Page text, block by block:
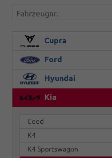
Fahrzeugnr.
Cupra
Ford
Hyundai
Kia
Ceed
K4
K4 Sportswagon